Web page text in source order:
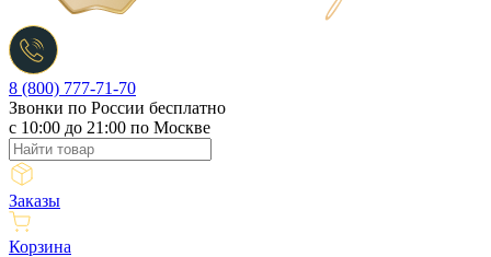
8 (800) 777-71-70
Звонки по России бесплатно
c 10:00 до 21:00 по Москве
Заказы
Корзина